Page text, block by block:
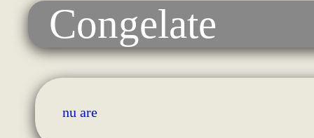
Congelate
nu are